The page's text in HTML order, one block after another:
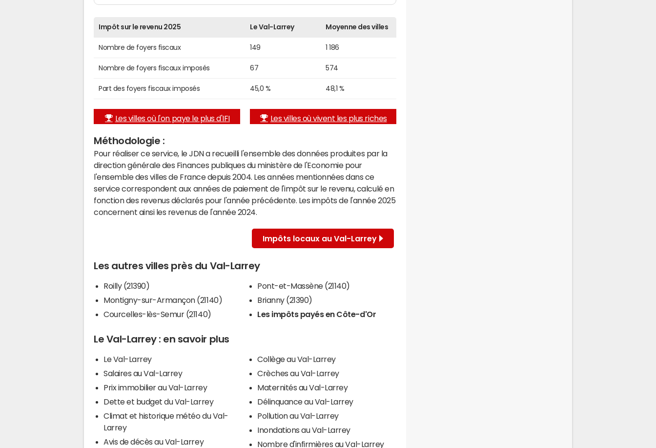
Impôt sur le revenu 2025 Le Val-Larrey Moyenne des villes
Nombre de foyers fiscaux 149 1 186
Nombre de foyers fiscaux imposés 67 574
Part des foyers fiscaux imposés 45,0 % 48,1 %
Les villes où l'on paye le plus d'IFI Les villes où vivent les plus riches
Méthodologie :
Pour réaliser ce service, le JDN a recueilli l'ensemble des données produites par la
direction générale des Finances publiques du ministère de l'Economie pour
l'ensemble des villes de France depuis 2004. Les années mentionnées dans ce
service correspondent aux années de paiement de l'impôt sur le revenu, calculé en
fonction des revenus déclarés pour l'année précédente. Les impôts de l'année 2025
concernent ainsi les revenus de l'année 2024.
Impôts locaux au Val-Larrey
Les autres villes près du Val-Larrey
Roilly (21390)
Montigny-sur-Armançon (21140)
Courcelles-lès-Semur (21140)
Pont-et-Massène (21140)
Brianny (21390)
Les impôts payés en Côte-d'Or
Le Val-Larrey : en savoir plus
Le Val-Larrey
Salaires au Val-Larrey
Prix immobilier au Val-Larrey
Dette et budget du Val-Larrey
Climat et historique météo du Val-
Larrey
Avis de décès au Val-Larrey
Collège au Val-Larrey
Crèches au Val-Larrey
Maternités au Val-Larrey
Délinquance au Val-Larrey
Pollution au Val-Larrey
Inondations au Val-Larrey
Nombre d'infirmières au Val-Larrey